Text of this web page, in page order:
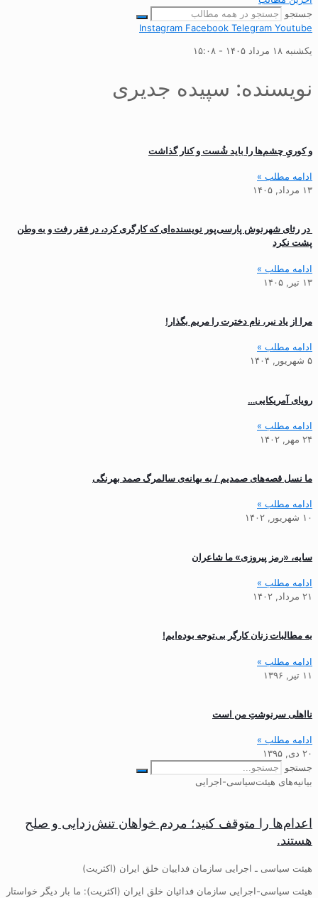
جستجو
Instagram Facebook Telegram Youtube
یکشنبه ۱۸ مرداد ۱۴۰۵ - ۱۵:۰۸
نویسنده: سپیده جدیری
و کوریِ چشم‌ها را باید شُست و کنار گذاشت
ادامه مطلب »
۱۳ مرداد, ۱۴۰۵
‍ در رثای شهرنوش پارسی‌پور نویسنده‌ای که کارگری کرد، در فقر رفت و به وطن
پشت نکرد
ادامه مطلب »
۱۳ تیر, ۱۴۰۵
مرا از یاد نبر، نام دخترت را مریم بگذار!
ادامه مطلب »
۵ شهریور, ۱۴۰۴
رویای آمریکایی…
ادامه مطلب »
۲۴ مهر, ۱۴۰۲
ما نسل قصه‌های صمدیم / به بهانه‌ی سالمرگ صمد بهرنگی
ادامه مطلب »
۱۰ شهریور, ۱۴۰۲
سایه، «رمز پیروزی» ما شاعران
ادامه مطلب »
۲۱ مرداد, ۱۴۰۲
به مطالبات زنان کارگر بی‌توجه بوده‌ایم!
ادامه مطلب »
۱۱ تیر, ۱۳۹۶
نااهلی سرنوشتِ من است
ادامه مطلب »
۲۰ دی, ۱۳۹۵
جستجو
بیانیه‌های هیئت‌سیاسی-اجرایی
اعدام‌ها را متوقف کنید؛ مردم خواهان تنش‌زدایی و صلح
هستند.
هیئت سیاسی ـ اجرایی سازمان فداییان خلق ایران (اکثریت)
هیئت سیاسی-اجرایی سازمان فدائیان خلق ایران (اکثریت): ما بار دیگر خواستار